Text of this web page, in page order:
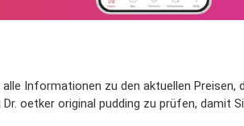
Informationen zu den aktuellen Preisen,
oetker original pudding zu prüfen, damit